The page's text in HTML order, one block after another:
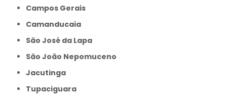
Campos Gerais
Camanducaia
São José da Lapa
São João Nepomuceno
Jacutinga
Tupaciguara